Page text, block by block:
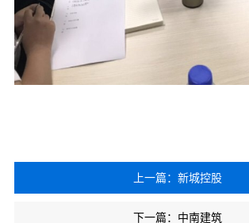
上一篇：新城控股
下一篇：中南建筑